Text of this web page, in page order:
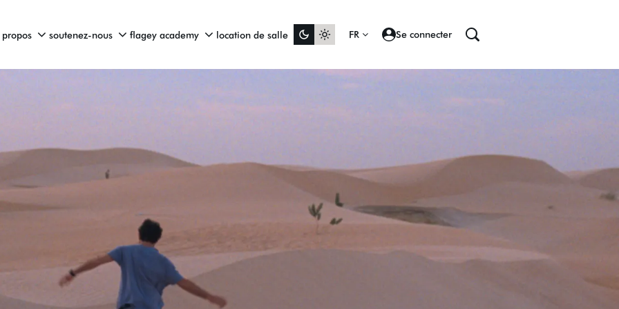
soutenez-nous flagey academy location de salle FR Se connecter